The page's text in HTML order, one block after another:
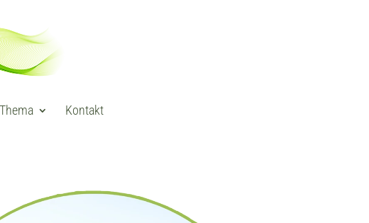
Thema Kontakt